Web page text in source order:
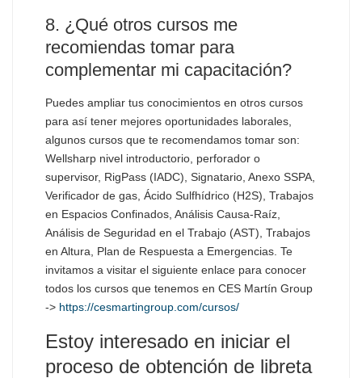
8. ¿Qué otros cursos me
recomiendas tomar para
complementar mi capacitación?
Puedes ampliar tus conocimientos en otros cursos
para así tener mejores oportunidades laborales,
algunos cursos que te recomendamos tomar son:
Wellsharp nivel introductorio, perforador o
supervisor, RigPass (IADC), Signatario, Anexo SSPA,
Verificador de gas, Ácido Sulfhídrico (H2S), Trabajos
en Espacios Confinados, Análisis Causa-Raíz,
Análisis de Seguridad en el Trabajo (AST), Trabajos
en Altura, Plan de Respuesta a Emergencias. Te
invitamos a visitar el siguiente enlace para conocer
todos los cursos que tenemos en CES Martín Group
-> https://cesmartingroup.com/cursos/
Estoy interesado en iniciar el
proceso de obtención de libreta